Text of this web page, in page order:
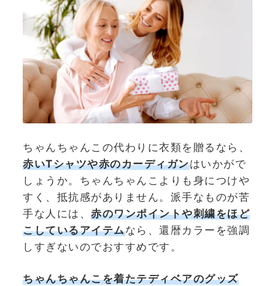
ちゃんちゃんこの代わりに衣類を贈るなら、
赤いTシャツや赤のカーディガンはいかがで
しょうか。ちゃんちゃんこよりも身につけや
すく、抵抗感がありません。派手なものが苦
手な人には、 赤のワンポイントや刺繍をほど
こしているアイテムなら、還暦カラーを強調
しすぎないのでおすすめです。
ちゃんちゃんこを着たテディベアのグッズ